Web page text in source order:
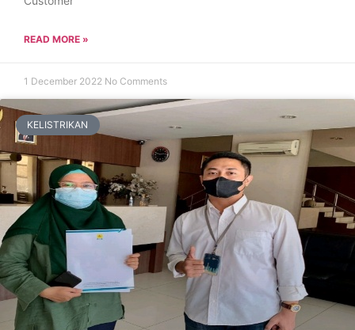
READ MORE »
1 December 2022 No Comments
KELISTRIKAN